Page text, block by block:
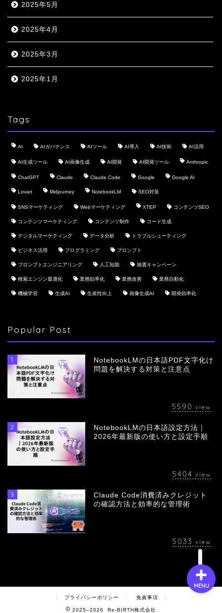
2025年5月
2025年4月
2025年3月
2025年1月
Tags
AI AIガバナンス AIツール AI導入 AI技術 AI活用
AI生成ツール AI画像生成 AI開発 AI開発ツール Anthropic
ChatGPT Claude Claude Code Google Google AI
Lovart Midjourney NotebookLM SEO対策
SNSマーケティング Webマーケティング XTEP コンテンツSEO
コンテンツマーケティング コンテンツ制作 コード生成
デジタルマーケティング データ分析 トラブルシューティング
ビジネス活用 プログラミング プロンプト
プロンプトエンジニアリング 人工知能 抽選キャンペーン
検索エンジン最適化 業務効率化 業務改善 業務自動化
機械学習 生成AI 生産性向上 画像生成AI 開発効率化
Popular Post
1
NotebookLMの日本語PDF文字化け
問題を解決する対策と注意点
5590 view
2
NotebookLMの日本語設定方法｜
2026年最新版の使い方と設定手順
5404 view
3
Claude Code消費済みクレジット
の確認方法と効率的な管理術
5033 view
プライバシーポリシー 免責事項
2025–2026 Re-BIRTH株式会社
MENU
会社概要
採用情報